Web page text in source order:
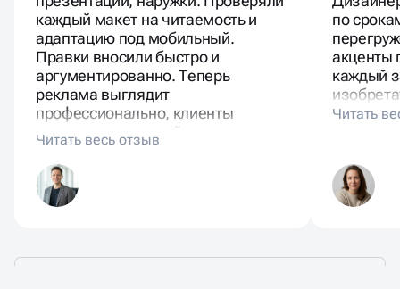
каждый макет на читаемость и
адаптацию под мобильный.
Правки вносили быстро и
аргументированно. Теперь
реклама выглядит
профессионально, клиенты
отмечают взрослый подход.
по
акценты
каждый